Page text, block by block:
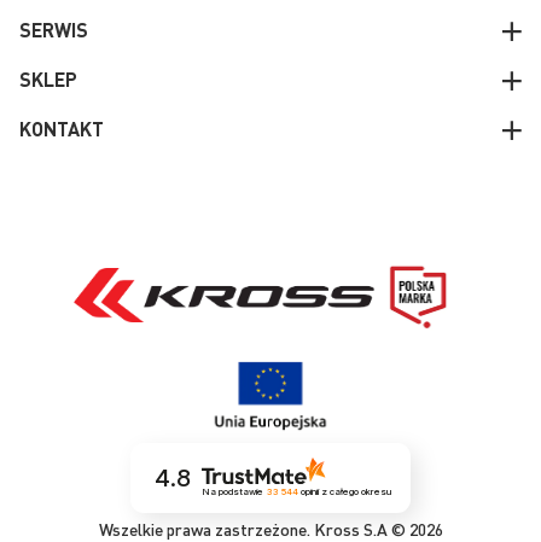
SERWIS
SKLEP
KONTAKT
4.8
Na podstawie 33 544 opinii z całego okresu
Wszelkie prawa zastrzeżone. Kross S.A © 2026